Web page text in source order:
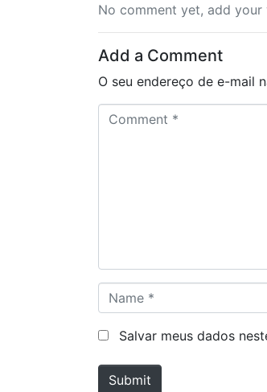
No comment yet, add your
Add a Comment
O seu endereço de e-mail
a
m
*
Salvar meus dados
Submit